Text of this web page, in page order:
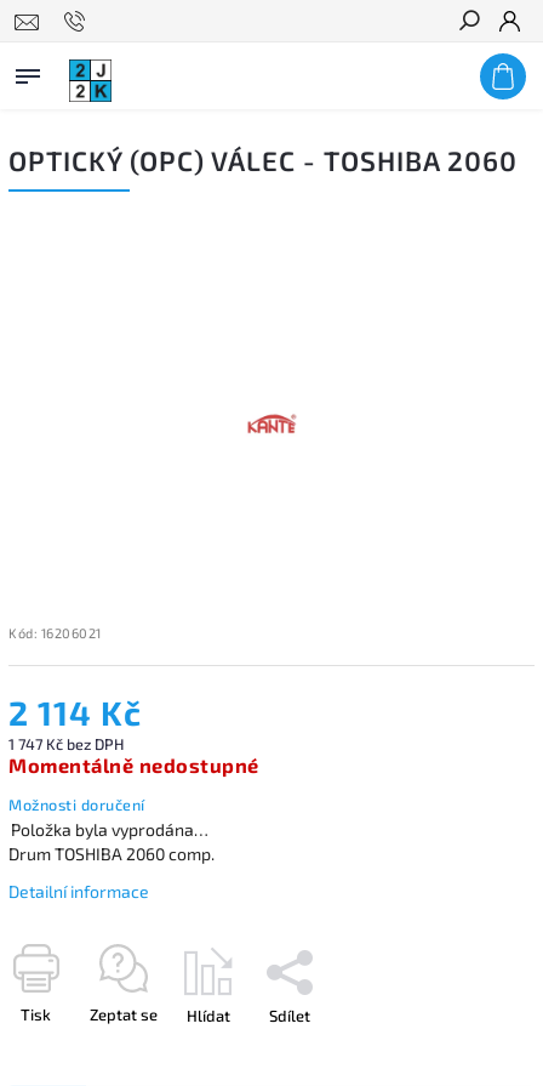
Hledat
OPTICKÝ (OPC) VÁLEC - TOSHIBA 2060
Kód: 16206021
2 114 Kč
1 747 Kč bez DPH
Momentálně nedostupné
Možnosti doručení
Položka byla vyprodána…
Drum TOSHIBA 2060 comp.
Detailní informace
Tisk Zeptat se Hlídat Sdílet